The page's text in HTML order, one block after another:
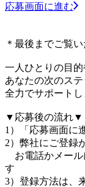
応募画面に進む
＊最後までご覧
一人ひとりの目
あなたの次のス
全力でサポート
▼応募後の流れ▼
1）「応募画面に
2）弊社にご登録
お電話かメール
す
3）登録方法は、